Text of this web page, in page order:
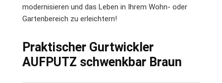
modernisieren und das Leben in Ihrem Wohn- oder
Gartenbereich zu erleichtern!
Praktischer Gurtwickler
AUFPUTZ schwenkbar Braun